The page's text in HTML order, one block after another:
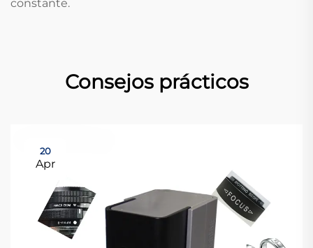
constante.
Consejos prácticos
20
Apr